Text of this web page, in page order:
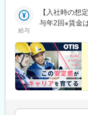
所）■中部支
前営業所、阪
越しを伴わな
等に伴い、将
（事例は多く
囲：国内外各
対策：敷地内全
駅、天満橋駅
駅、稲荷町駅(
ー)、高輪ゲー
後橋駅、大小
(京都府・近鉄
駅、広瀬通駅
ー)、白金高輪
丁目駅、高松
給与
【入社時の想
与年2回※賃金